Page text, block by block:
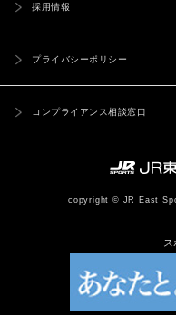
copyright © JR East
採用情報
プライバシーポリシー
コンプライアンス相談窓口
ス